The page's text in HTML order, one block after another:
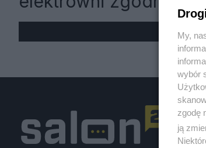
My,
wybór
zgodę
ją